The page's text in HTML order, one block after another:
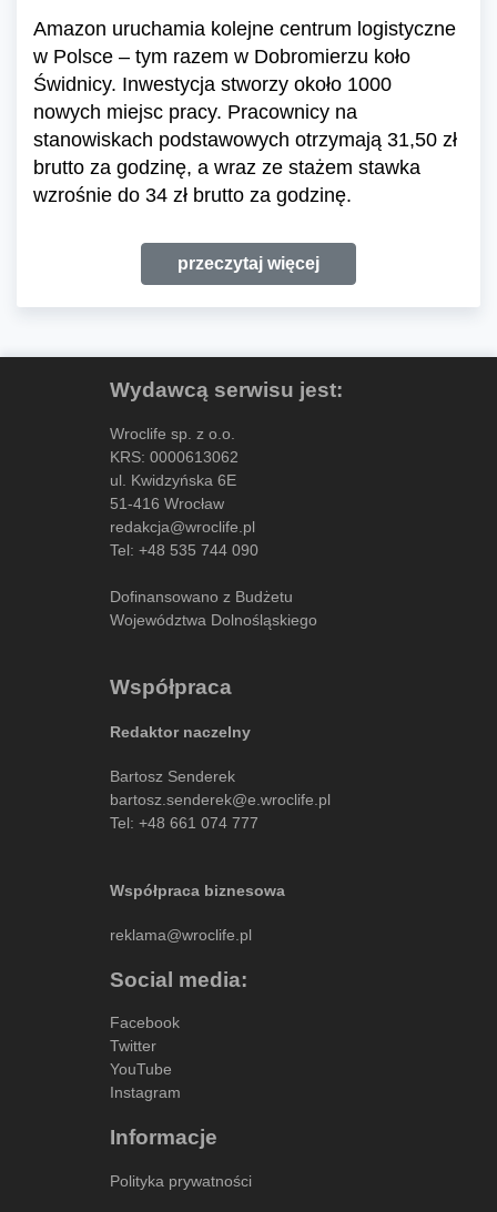
Amazon uruchamia kolejne centrum logistyczne
w Polsce – tym razem w Dobromierzu koło
Świdnicy. Inwestycja stworzy około 1000
nowych miejsc pracy. Pracownicy na
stanowiskach podstawowych otrzymają 31,50 zł
brutto za godzinę, a wraz ze stażem stawka
wzrośnie do 34 zł brutto za godzinę.
przeczytaj więcej
Wydawcą serwisu jest:
Wroclife sp. z o.o.
KRS: 0000613062
ul. Kwidzyńska 6E
51-416 Wrocław
redakcja@wroclife.pl
Tel: +48 535 744 090
Dofinansowano z Budżetu
Województwa Dolnośląskiego
Współpraca
Redaktor naczelny
Bartosz Senderek
bartosz.senderek@e.wroclife.pl
Tel: +48 661 074 777
Współpraca biznesowa
reklama@wroclife.pl
Social media:
Facebook
Twitter
YouTube
Instagram
Informacje
Polityka prywatności